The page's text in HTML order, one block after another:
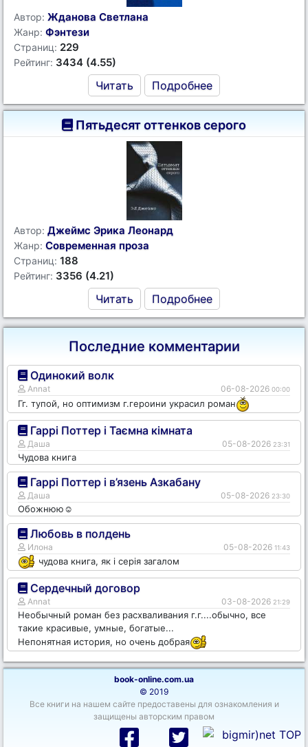
Автор: Жданова Светлана
Жанр: Фэнтези
Страниц: 229
Рейтинг: 3434 (4.55)
Читать Подробнее
Пятьдесят оттенков серого
Автор: Джеймс Эрика Леонард
Жанр: Современная проза
Страниц: 188
Рейтинг: 3356 (4.21)
Читать Подробнее
Последние комментарии
Одинокий волк
Annat 06-08-2026 00:00
Гг. тупой, но оптимизм г.героини украсил роман
Гаррі Поттер і Таємна кімната
Даша 05-08-2026 23:31
Чудова книга
Гаррі Поттер і в’язень Азкабану
Даша 05-08-2026 23:30
Обожнюю☺️
Любовь в полдень
Илона 05-08-2026 11:43
чудова книга, як і серія загалом
Сердечный договор
Annat 03-08-2026 21:29
Необычный роман без расхваливания г.г....обычно, все
такие красивые, умные, богатые...
Непонятная история, но очень добрая
book-online.com.ua
© 2019
Все книги на нашем сайте предоставены для ознакомления и
защищены авторским правом